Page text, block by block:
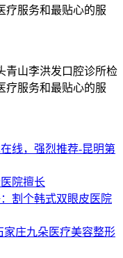
疗服务和最贴心的服
青山李洪发口腔诊所检
疗服务和最贴心的服
线，强烈推荐-昆明第
院擅长
割个韩式双眼皮医院
庄九朵医疗美容整形